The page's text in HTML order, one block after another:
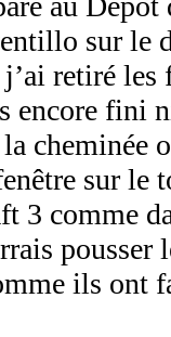
sur le
retiré les
encore fini
cheminée
sur le
3 comme
pousser
ils ont